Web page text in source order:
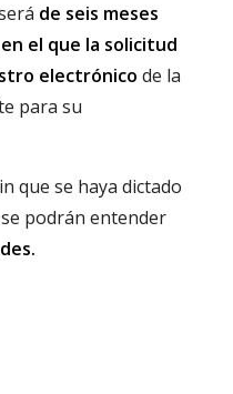
de seis meses
el que la solicitud
electrónico de la
para su
que se haya dictado
podrán entender